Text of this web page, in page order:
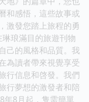
和感悟，這些故事或
激發您踏上旅程的勇
琅滿目的旅遊刊物
己的風格和品質。我
為讀者帶來視覺享受
行信息和啓發。我們
行夢想的激發者和陪
年8月起，隻需簡單